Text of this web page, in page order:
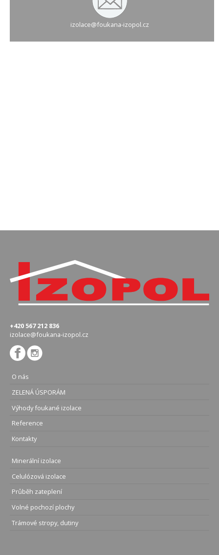
izolace@foukana-izopol.cz
+420 567 212 836
izolace@foukana-izopol.cz
O nás
ZELENÁ ÚSPORÁM
Výhody foukané izolace
Reference
Kontakty
Minerální izolace
Celulózová izolace
Průběh zateplení
Volné pochozí plochy
Trámové stropy, dutiny